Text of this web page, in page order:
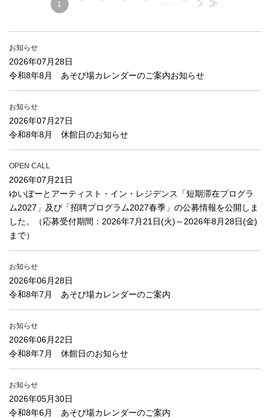
1 ･･･
お知らせ
2026年07月28日
令和8年8月 あそび場カレンダーのご案内お知らせ
お知らせ
2026年07月27日
令和8年8月 休館日のお知らせ
OPEN CALL
2026年07月21日
ゆいぽーとアーティスト・イン・レジデンス「短期滞在プログラ
ム2027」及び「招聘プログラム2027春季」の公募情報を公開しま
した。（応募受付期間：2026年7月21日(火)～2026年8月28日(金)
まで）
お知らせ
2026年06月28日
令和8年7月 あそび場カレンダーのご案内
お知らせ
2026年06月22日
令和8年7月 休館日のお知らせ
お知らせ
2026年05月30日
令和8年6月 あそび場カレンダーのご案内